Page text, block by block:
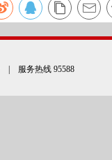
| 服务热线 95588